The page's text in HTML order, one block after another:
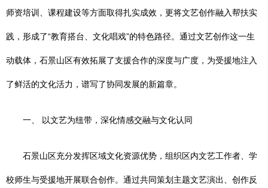
师资培训、课程建设等方面取得扎实成效，更将文艺创作融入帮扶实
践，形成了“教育搭台、文化唱戏”的特色路径。通过文艺创作这一生
动载体，石景山区有效拓展了支援合作的深度与广度，为受援地注入
了鲜活的文化活力，谱写了协同发展的新篇章。
一、 以文艺为纽带，深化情感交融与文化认同
石景山区充分发挥区域文化资源优势，组织区内文艺工作者、学
校师生与受援地开展联合创作。通过共同策划主题文艺演出、创作反